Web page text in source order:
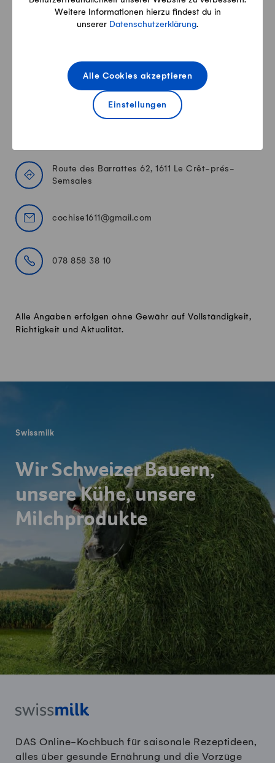
Weitere Informationen hierzu findest du in
unserer Datenschutzerklärung.
Einstellungen
Alle Cookies akzeptieren
Unsere Zertifikate
AOP
Route des Barrattes 62, 1611 Le Crêt-prés-
Semsales
cochise1611@gmail.com
078 858 38 10
Alle Angaben erfolgen ohne Gewähr auf Vollständigkeit,
Richtigkeit und Aktualität.
Swissmilk
Wir Schweizer Bauern,
unsere Kühe, unsere
Milchprodukte
DAS Online-Kochbuch für saisonale Rezeptideen,
alles über gesunde Ernährung und die Vorzüge